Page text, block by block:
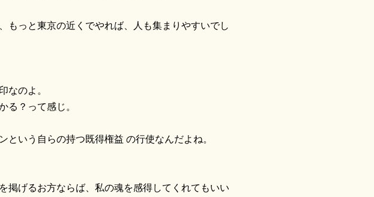
もっと東京の近くでやれば、人も集まりやすいでし
なのよ。
る？って感じ。
いう自らの持つ既得権益 の行使なんだよね。
掲げるお方ならば、私の魂を感得してくれてもいい